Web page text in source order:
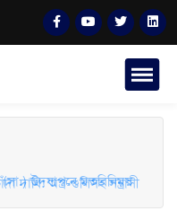
দাবি: অস্ত্র-গুলিসহ সন্ত্রাসী